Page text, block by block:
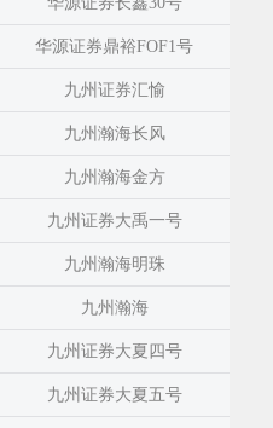
华源证券鼎裕FOF1号
九州证券汇愉
九州瀚海长风
九州瀚海金方
九州证券大禹一号
九州瀚海明珠
九州瀚海
九州证券大夏四号
九州证券大夏五号